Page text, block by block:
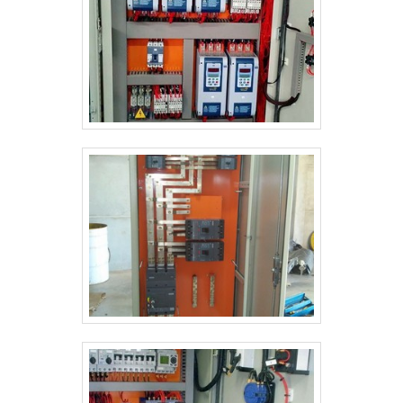
deseja achar o que precisa para produtos e soluções
tecnológicas para projetos industriais, comerciais e
residenciais. São opções variadas que a empresa
oferece, como serviços de engenharia industrial e
montagem de tubulações com ótima qualidade e
assertividade.Se diferenciando dentro de seu
proporcionar um atendimento cuidadoso e que busca
a satisfação do cliente. A DCC Soluções é uma
empresa que tem se destacado no segmento pela
idoneidade em tudo que faz, garantindo o sucesso
aos parceiros de ponta a ponta..